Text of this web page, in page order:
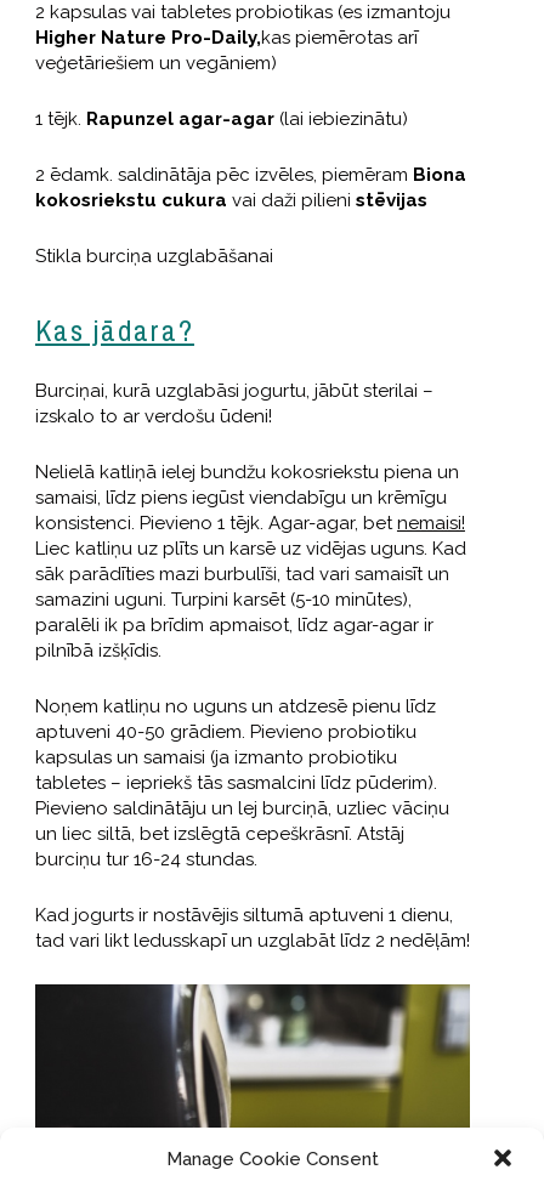
Manage Cookie Consent
2 kapsulas vai tabletes probiotikas (es izmantoju
Higher Nature Pro-Daily,kas piemērotas arī
veģetāriešiem un vegāniem)
1 tējk. Rapunzel agar-agar(lai iebiezinātu)
2 ēdamk. saldinātāja pēc izvēles, piemēram Biona
kokosriekstu cukura vai daži pilieni stēvijas
Stikla burciņa uzglabāšanai
Kas jādara?
Burciņai, kurā uzglabāsi jogurtu, jābūt sterilai –
izskalo to ar verdošu ūdeni!
Nelielā katliņā ielej bundžu kokosriekstu piena un
samaisi, līdz piens iegūst viendabīgu un krēmīgu
konsistenci. Pievieno 1 tējk. Agar-agar, betnemaisi!
Liec katliņu uz plīts un karsē uz vidējas uguns. Kad
sāk parādīties mazi burbulīši, tad vari samaisīt un
samazini uguni. Turpini karsēt (5-10 minūtes),
paralēli ik pa brīdim apmaisot, līdz agar-agar ir
pilnībā izšķīdis.
Noņem katliņu no uguns un atdzesē pienu līdz
aptuveni 40-50 grādiem. Pievieno probiotiku
kapsulas un samaisi (ja izmanto probiotiku
tabletes – iepriekš tās sasmalcini līdz pūderim).
Pievieno saldinātāju un lej burciņā, uzliec vāciņu
un liec siltā, bet izslēgtā cepeškrāsnī. Atstāj
burciņu tur 16-24 stundas.
Kad jogurts ir nostāvējis siltumā aptuveni 1 dienu,
tad vari likt ledusskapī un uzglabāt līdz 2 nedēļām!